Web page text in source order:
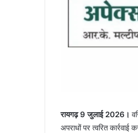
रायगढ़ 9 जुलाई 2026।
अपराधों पर त्वरित